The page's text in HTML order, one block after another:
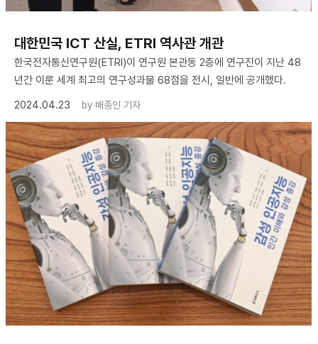
대한민국 ICT 산실, ETRI 역사관 개관
한국전자통신연구원(ETRI)이 연구원 본관동 2층에 연구진이 지난 48
년간 이룬 세계 최고의 연구성과물 68점을 전시, 일반에 공개했다.
2024.04.23
by 배종인 기자